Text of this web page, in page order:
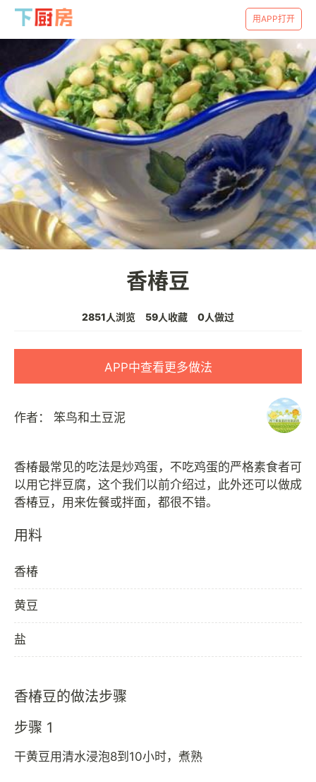
用APP打开
香椿豆
2851人浏览 59人收藏 0人做过
APP中查看更多做法
作者： 笨鸟和土豆泥
香椿最常见的吃法是炒鸡蛋，不吃鸡蛋的严格素食者可
以用它拌豆腐，这个我们以前介绍过，此外还可以做成
用料
香椿
黄豆
盐
香椿豆的做法步骤
步骤 1
干黄豆用清水浸泡8到10小时，煮熟